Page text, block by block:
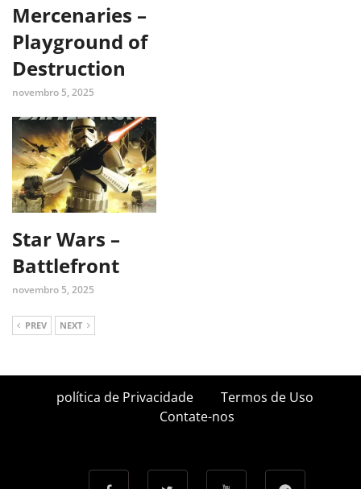
Mercenaries –
Playground of
Destruction
novembro 5, 2025
Star Wars –
Battlefront
novembro 5, 2025
PREV NEXT
política de Privacidade
Termos de Uso
Contate-nos